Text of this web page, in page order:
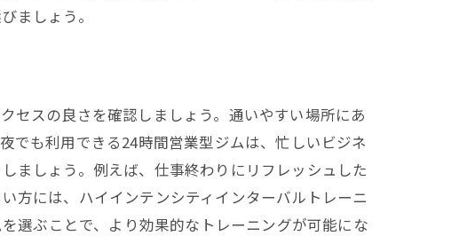
法
ましょう。
セスの良さを確認しましょう。通いやすい場所にあ
でも利用できる24時間営業型ジムは、忙しいビジネ
ましょう。例えば、仕事終わりにリフレッシュした
方には、ハイインテンシティインターバルトレーニ
選ぶことで、より効果的なトレーニングが可能にな